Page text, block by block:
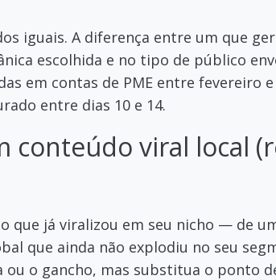
iguais. A diferença entre um que
escolhida e no tipo de público
em contas de PME entre fevereiro
entre dias 10 e 14.
conteúdo viral local
que já viralizou em seu nicho — de
que ainda não explodiu no seu
ou o gancho, mas substitua o ponto